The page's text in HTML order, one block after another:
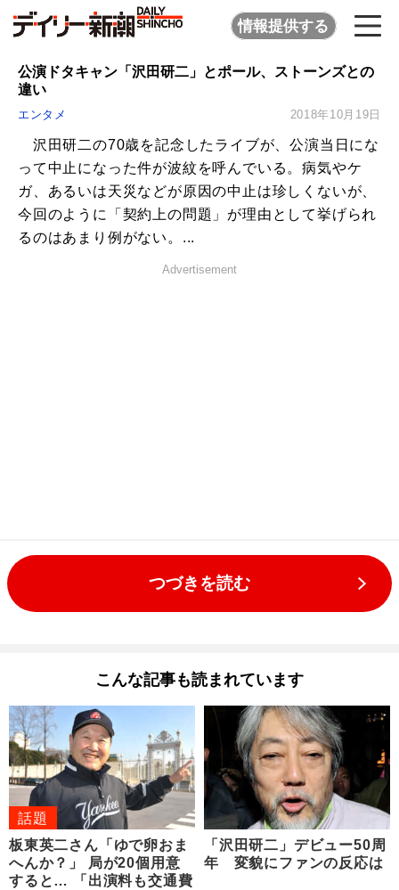
情報提供する
公演ドタキャン「沢田研二」とポール、ストーンズとの
違い
エンタメ 2018年10月19日
沢田研二の70歳を記念したライブが、公演当日にな
って中止になった件が波紋を呼んでいる。病気やケ
ガ、あるいは天災などが原因の中止は珍しくないが、
今回のように「契約上の問題」が理由として挙げられ
るのはあまり例がない。...
Advertisement
つづきを読む
こんな記事も読まれています
話題
板東英二さん「ゆで卵おま
へんか？」 局が20個用意
すると… 「出演料も交通費
「沢田研二」デビュー50周
年 変貌にファンの反応は